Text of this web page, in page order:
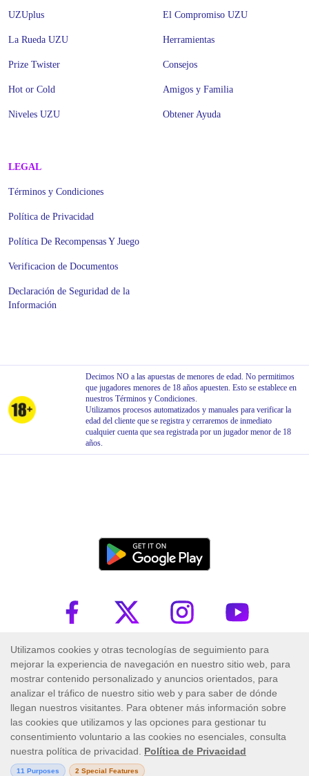
UZUplus
La Rueda UZU
Prize Twister
Hot or Cold
Niveles UZU
El Compromiso UZU
Herramientas
Consejos
Amigos y Familia
Obtener Ayuda
LEGAL
Términos y Condiciones
Política de Privacidad
Política De Recompensas Y Juego
Verificacion de Documentos
Declaración de Seguridad de la
Información
Decimos NO a las apuestas de menores de edad. No permitimos
que jugadores menores de 18 años apuesten. Esto se establece en
nuestros Términos y Condiciones.
Utilizamos procesos automatizados y manuales para verificar la
edad del cliente que se registra y cerraremos de inmediato
cualquier cuenta que sea registrada por un jugador menor de 18
años.
Trademark ™ 2026 PlayUZU. Todos los derechos reservados.
Las operaciones de este sitio están reguladas por la Autoridad de Juego de
Malta y es operada por Skill On Net Limited, Office 1/5297 Level G,
Quantum House, 75, Abate Rigord Street, Ta' Xbiex, XBX 1120, Malta,
bajo la licencia de juego emitida por Malta. Gaming Authority (número
de licencia MGA/CRP/171/2009/01) emitida el 1 de agosto de 2018.
El juego puede ser adictivo, juegue con responsabilidad.